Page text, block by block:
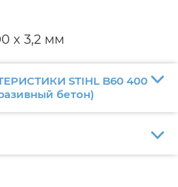
x 3,2 мм
STIHL B60 400
бетон)